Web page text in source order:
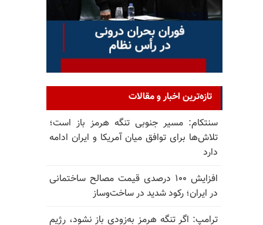
تازه‌ترین اخبار و مقالات
سنتکام: مسیر جنوبی تنگه هرمز باز است؛
تلاش‌ها برای توافق میان آمریکا و ایران ادامه
دارد
افزایش ۱۰۰ درصدی قیمت مصالح ساختمانی
در ایران؛ رکود شدید در ساخت‌وساز
ترامپ: اگر تنگه هرمز به‌زودی باز نشود، رژیم